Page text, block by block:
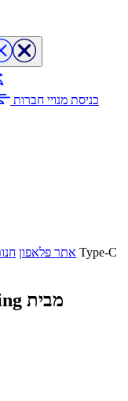
כניסת מנויי חברות
אתר פלאפון